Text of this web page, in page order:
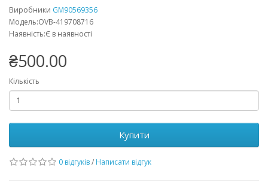
Виробники GM90569356
Модель:OVB-419708716
Наявність:Є в наявності
₴500.00
Кількість
Купити
0 відгуків/ Написати відгук